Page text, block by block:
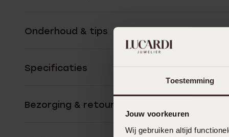
Toestemming
Jouw voorkeuren
Wij gebruiken altijd
Onderhoud & tips
Specificaties
Bezorging & retourneren